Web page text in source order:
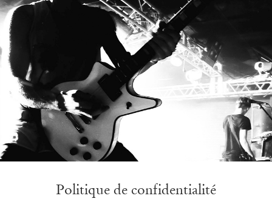
Politique de confidentialité